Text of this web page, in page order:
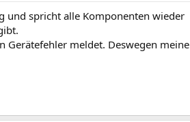
und spricht alle Komponenten wieder
Gerätefehler meldet. Deswegen meine